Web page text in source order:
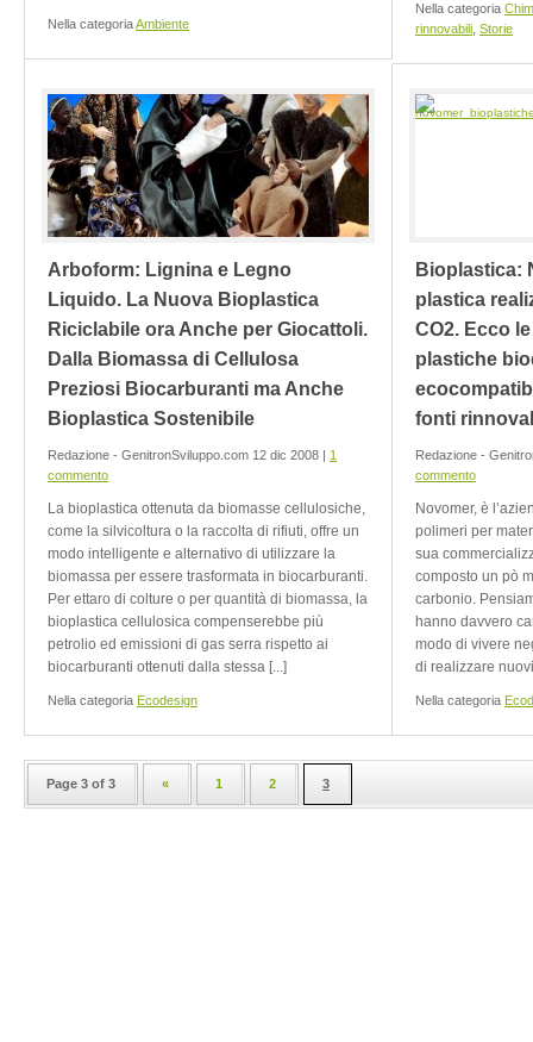
Nella categoriaAmbiente
Nella categoria
rinnovabili Storie
Arboform: Lignina e Legno
Liquido. La Nuova Bioplastica
Riciclabile ora Anche per Giocattoli.
Dalla Biomassa di Cellulosa
Preziosi Biocarburanti ma Anche
Bioplastica Sostenibile
Redazione - GenitronSviluppo.com 12 dic 2008 | 1
commento
La bioplastica ottenuta da biomasse cellulosiche,
come la silvicoltura o la raccolta di rifiuti, offre un
modo intelligente e alternativo di utilizzare la
biomassa per essere trasformata in biocarburanti.
Per ettaro di colture o per quantità di biomassa, la
bioplastica cellulosica compenserebbe più
petrolio ed emissioni di gas serra rispetto ai
biocarburanti ottenuti dalla stessa [...]
Nella categoria Ecodesign
Bioplastica:
plastica
CO2. Ecco
plastiche
fonti
Redazione -
commento
Novomer, è
polimeri per
sua
composto un pò
carbonio.
hanno davvero
modo di vivere
di realizzare
Nella categoria
Page 3 of 3 « 1 2 3